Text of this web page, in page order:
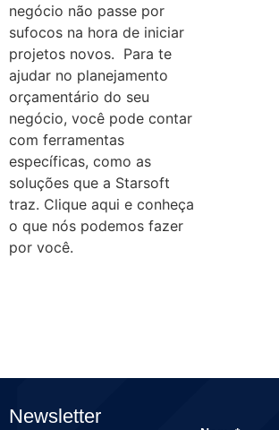
negócio não passe por
sufocos na hora de iniciar
projetos novos. Para te
ajudar no planejamento
orçamentário do seu
negócio, você pode contar
com ferramentas
específicas, como as
soluções que a Starsoft
traz. Clique aqui e conheça
o que nós podemos fazer
por você.
Newsletter